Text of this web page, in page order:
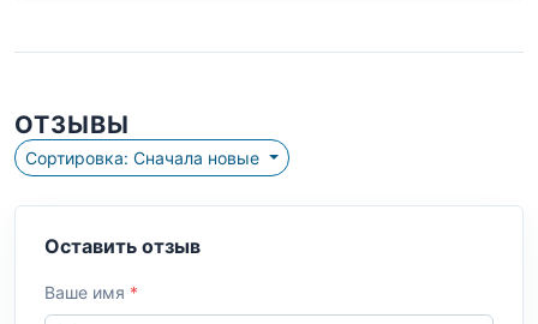
ОТЗЫВЫ
Сортировка: Сначала новые
Оставить отзыв
Ваше имя *